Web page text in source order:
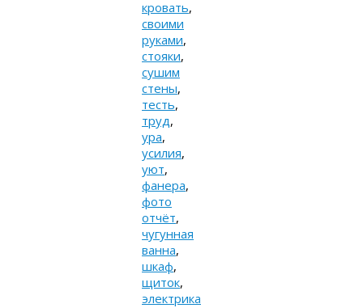
кровать,
своими
руками,
стояки,
сушим
стены,
тесть,
труд,
ура,
усилия,
уют,
фанера,
фото
отчёт,
чугунная
ванна,
шкаф,
щиток,
электрика